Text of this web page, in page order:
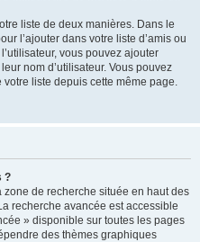
liste de deux manières. Dans le
l’ajouter dans votre liste d’amis ou
vous pouvez ajouter
nom d’utilisateur. Vous pouvez
liste depuis cette même page.
?
de recherche située en haut des
recherche avancée est accessible
» disponible sur toutes les pages
des thèmes graphiques